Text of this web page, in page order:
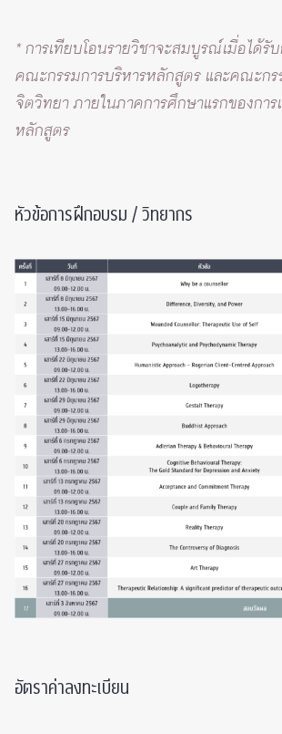
* การเทียบโอนรายวิชาจะสมบูรณ์เมื่อได้รั
คณะกรรมการบริหารหลักสูตร และคณะก
จิตวิทยา ภายในภาคการศึกษาแรกของการ
หลักสูตร
หัวข้อการฝึกอบรม / วิทยากร
อัตราค่าลงทะเบียน